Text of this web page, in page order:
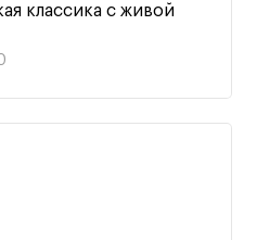
классика с живой